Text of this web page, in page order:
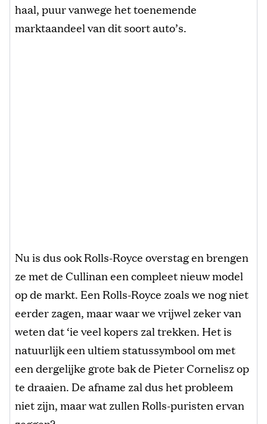
haal, puur vanwege het toenemende
marktaandeel van dit soort auto’s.
Nu is dus ook Rolls-Royce overstag en brengen
ze met de Cullinan een compleet nieuw model
op de markt. Een Rolls-Royce zoals we nog niet
eerder zagen, maar waar we vrijwel zeker van
weten dat ‘ie veel kopers zal trekken. Het is
natuurlijk een ultiem statussymbool om met
een dergelijke grote bak de Pieter Cornelisz op
te draaien. De afname zal dus het probleem
niet zijn, maar wat zullen Rolls-puristen ervan